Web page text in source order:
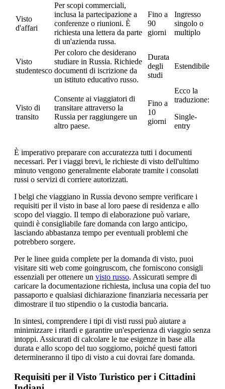
Visto
d'affari
Per scopi commerciali,
inclusa la partecipazione a
conferenze o riunioni. È
richiesta una lettera da parte
di un'azienda russa.
Fino a
90
giorni
Ingresso
singolo o
multiplo
Visto
studentesco
Per coloro che desiderano
studiare in Russia. Richiede
documenti di iscrizione da
un istituto educativo russo.
Durata
degli
studi
Estendibile
Visto di
transito
Consente ai viaggiatori di
transitare attraverso la
Russia per raggiungere un
altro paese.
Fino a
10
giorni
Ecco la
traduzione:
Single-
entry
È imperativo preparare con accuratezza tutti i documenti
necessari. Per i viaggi brevi, le richieste di visto dell'ultimo
minuto vengono generalmente elaborate tramite i consolati
russi o servizi di corriere autorizzati.
I belgi che viaggiano in Russia devono sempre verificare i
requisiti per il visto in base al loro paese di residenza e allo
scopo del viaggio. Il tempo di elaborazione può variare,
quindi è consigliabile fare domanda con largo anticipo,
lasciando abbastanza tempo per eventuali problemi che
potrebbero sorgere.
Per le linee guida complete per la domanda di visto, puoi
visitare siti web come goingruscom, che forniscono consigli
essenziali per ottenere un visto russo. Assicurati sempre di
caricare la documentazione richiesta, inclusa una copia del tuo
passaporto e qualsiasi dichiarazione finanziaria necessaria per
dimostrare il tuo stipendio o la custodia bancaria.
In sintesi, comprendere i tipi di visti russi può aiutare a
minimizzare i ritardi e garantire un'esperienza di viaggio senza
intoppi. Assicurati di calcolare le tue esigenze in base alla
durata e allo scopo del tuo soggiorno, poiché questi fattori
determineranno il tipo di visto a cui dovrai fare domanda.
Requisiti per il Visto Turistico per i Cittadini